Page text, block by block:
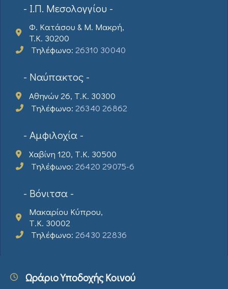
- Ι.Π. Μεσολογγίου -
Φ. Κατάσου & Μ. Μακρή,
T.K. 30200
Τηλέφωνο: 26310 30040
- Ναύπακτος -
Αθηνών 26, Τ.Κ. 30300
Τηλέφωνο: 26340 26862
- Αμφιλοχία -
Χαβίνη 120, Τ.Κ. 30500
Τηλέφωνο: 26420 29075-6
- Βόνιτσα -
Μακαρίου Κύπρου,
Τ.Κ. 30002
Τηλέφωνο: 26430 22836
Ωράριο Υποδοχής Κοινού